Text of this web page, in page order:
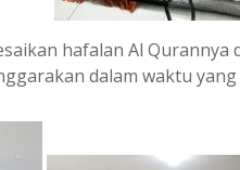
hafalan Al
dalam waktu